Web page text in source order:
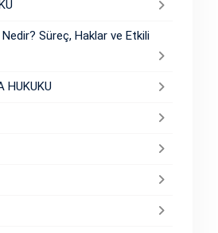
Süreç, Haklar ve Etkili
HUKUKU